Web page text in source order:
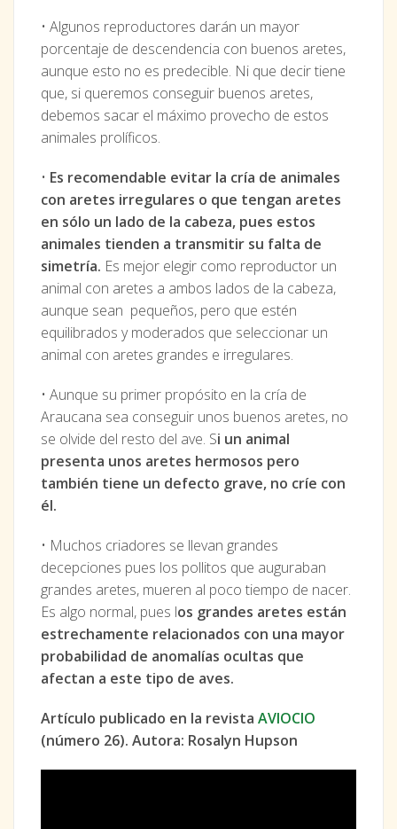
• Algunos reproductores darán un mayor
porcentaje de descendencia con buenos aretes,
aunque esto no es predecible. Ni que decir tiene
que, si queremos conseguir buenos aretes,
debemos sacar el máximo provecho de estos
animales prolíficos.
• Es recomendable evitar la cría de animales
con aretes irregulares o que tengan aretes
en sólo un lado de la cabeza, pues estos
animales tienden a transmitir su falta de
simetría. Es mejor elegir como reproductor un
animal con aretes a ambos lados de la cabeza,
aunque sean pequeños, pero que estén
equilibrados y moderados que seleccionar un
animal con aretes grandes e irregulares.
• Aunque su primer propósito en la cría de
Araucana sea conseguir unos buenos aretes, no
se olvide del resto del ave. Si un animal
presenta unos aretes hermosos pero
también tiene un defecto grave, no críe con
él.
• Muchos criadores se llevan grandes
decepciones pues los pollitos que auguraban
grandes aretes, mueren al poco tiempo de nacer.
Es algo normal, pues los grandes aretes están
estrechamente relacionados con una mayor
probabilidad de anomalías ocultas que
afectan a este tipo de aves.
Artículo publicado en la revista AVIOCIO
(número 26). Autora: Rosalyn Hupson